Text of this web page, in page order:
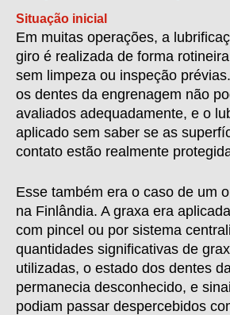
Situação inicial
Em muitas operações, a
giro é realizada de forma
sem limpeza ou inspeção
os dentes da engrenagem não
avaliados adequadamente, e o
aplicado sem saber se as
contato estão realmente
Esse também era o caso de um
na Finlândia. A graxa era
com pincel ou por sistema
quantidades significativas de
utilizadas, o estado dos dentes
permanecia desconhecido, e
podiam passar despercebidos